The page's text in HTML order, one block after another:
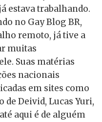
estava trabalhando.
no Gay Blog BR,
remoto, já tive a
muitas
Suas matérias
nacionais
em sites como
de Deivid, Lucas Yuri,
aqui é de alguém